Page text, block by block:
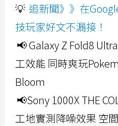
💡 追新聞》》在
技玩家好文不漏接！
📢 Galaxy Z Fold8
工效能 同時爽玩
Bloom
📢Sony 1000X THE
工地實測降噪效果 空